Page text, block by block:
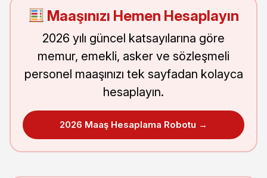
Maaşınızı Hemen Hesaplayın
2026 yılı güncel katsayılarına göre
memur, emekli, asker ve sözleşmeli
personel maaşınızı tek sayfadan kolayca
hesaplayın.
2026 Maaş Hesaplama Robotu →